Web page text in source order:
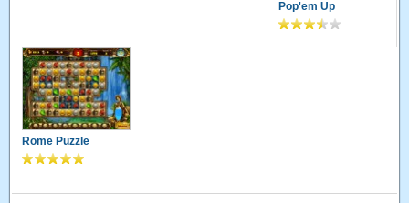
Pop'em Up
Rome Puzzle